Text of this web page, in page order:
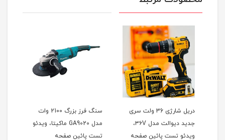
دریل شارژی 36 ولت سری
جدید دیوالت مدل ۳۶V،
ویدئو تست پائین صفحه
سنگ فرز بزرگ 2100 وات
مدل GA9020 ماکیتا، ویدئو
تست پائین صفحه